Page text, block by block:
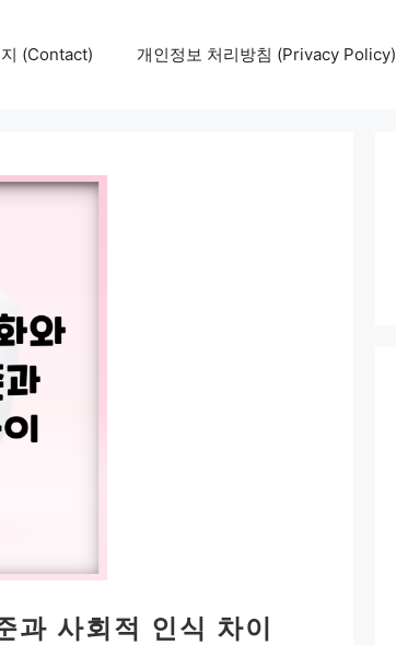
(Contact) 개인정보 처리방침 (Privacy Policy)
사회적 인식 차이